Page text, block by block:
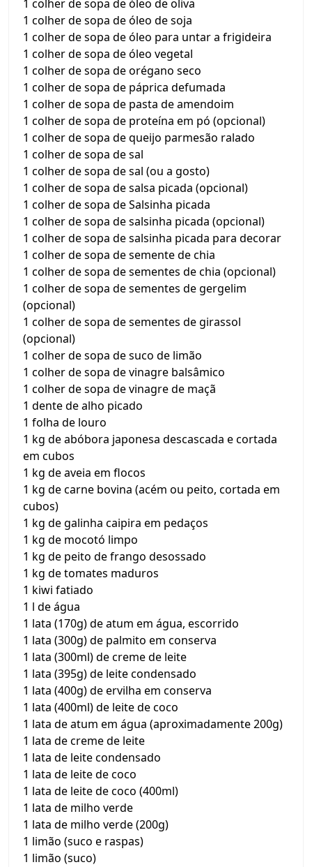
1 colher de sopa de óleo de oliva
1 colher de sopa de óleo de soja
1 colher de sopa de óleo para untar a frigideira
1 colher de sopa de óleo vegetal
1 colher de sopa de orégano seco
1 colher de sopa de páprica defumada
1 colher de sopa de pasta de amendoim
1 colher de sopa de proteína em pó (opcional)
1 colher de sopa de queijo parmesão ralado
1 colher de sopa de sal
1 colher de sopa de sal (ou a gosto)
1 colher de sopa de salsa picada (opcional)
1 colher de sopa de Salsinha picada
1 colher de sopa de salsinha picada (opcional)
1 colher de sopa de salsinha picada para decorar
1 colher de sopa de semente de chia
1 colher de sopa de sementes de chia (opcional)
1 colher de sopa de sementes de gergelim
(opcional)
1 colher de sopa de sementes de girassol
(opcional)
1 colher de sopa de suco de limão
1 colher de sopa de vinagre balsâmico
1 colher de sopa de vinagre de maçã
1 dente de alho picado
1 folha de louro
1 kg de abóbora japonesa descascada e cortada
em cubos
1 kg de aveia em flocos
1 kg de carne bovina (acém ou peito, cortada em
cubos)
1 kg de galinha caipira em pedaços
1 kg de mocotó limpo
1 kg de peito de frango desossado
1 kg de tomates maduros
1 kiwi fatiado
1 l de água
1 lata (170g) de atum em água, escorrido
1 lata (300g) de palmito em conserva
1 lata (300ml) de creme de leite
1 lata (395g) de leite condensado
1 lata (400g) de ervilha em conserva
1 lata (400ml) de leite de coco
1 lata de atum em água (aproximadamente 200g)
1 lata de creme de leite
1 lata de leite condensado
1 lata de leite de coco
1 lata de leite de coco (400ml)
1 lata de milho verde
1 lata de milho verde (200g)
1 limão (suco e raspas)
1 limão (suco)